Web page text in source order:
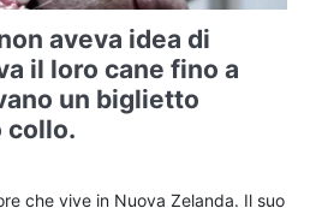
aveva idea di
il loro cane fino a
un biglietto
collo.
che vive in Nuova Zelanda. Il suo